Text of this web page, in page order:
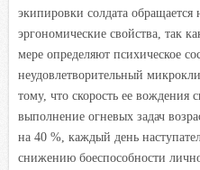
экипировки солдата
эргономические свойства, так
мере определяют психическое
неудовлетворительный
тому, что скорость ее вождения
выполнение огневых задач
на 40 %, каждый день
снижению боеспособности